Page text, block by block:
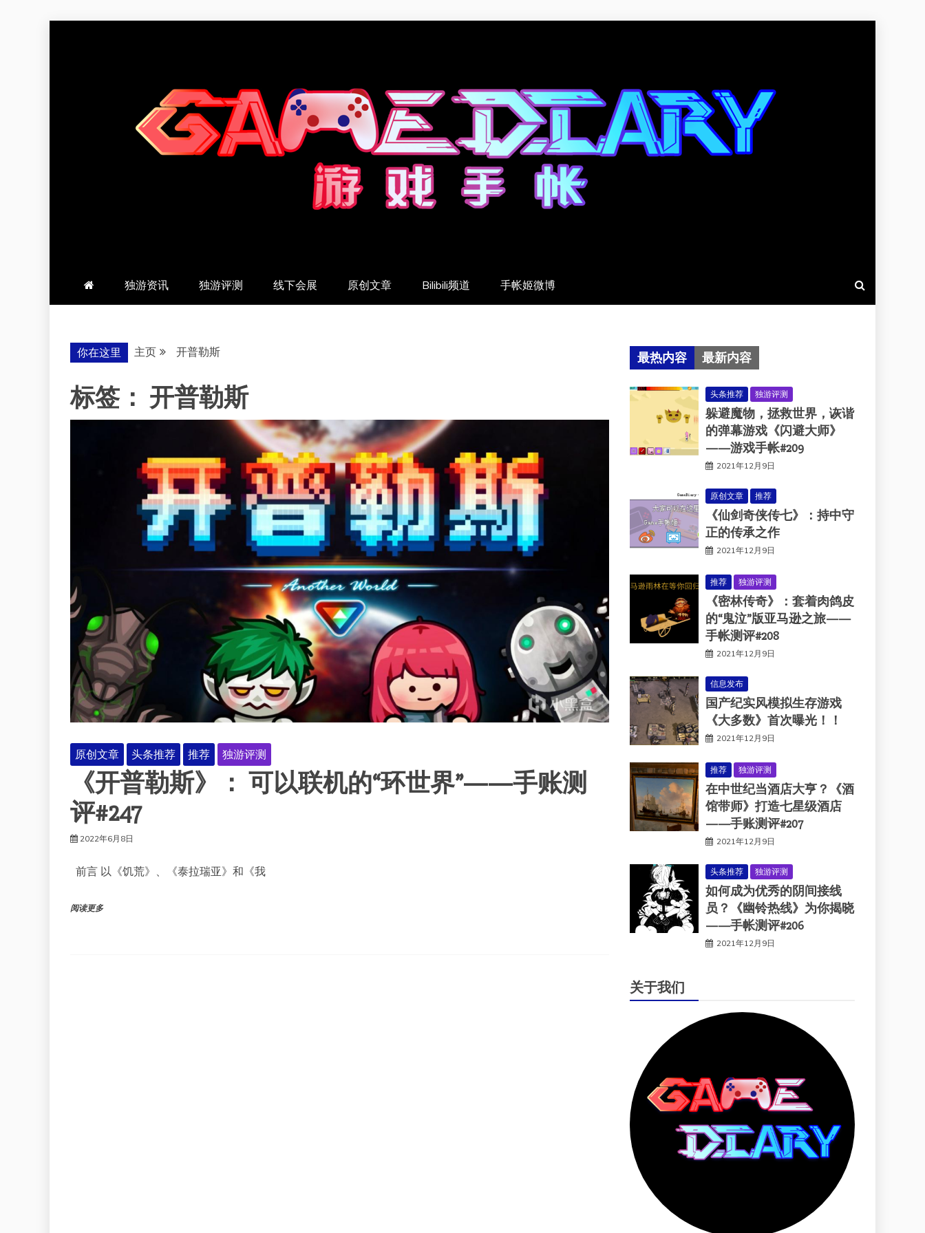
羽风手帐姬
独游资讯 独游评测 线下会展 原创文章 Bilibili频道 手帐姬微博
你在这里 主页 开普勒斯
标签： 开普勒斯
原创文章 头条推荐 推荐 独游评测
《开普勒斯》： 可以联机的“环世界”——手账测
评#247
2022年6月8日
前言 以《饥荒》、《泰拉瑞亚》和《我
阅读更多
最热内容 最新内容
头条推荐 独游评测
躲避魔物，拯救世界，诙谐
的弹幕游戏《闪避大师》
——游戏手帐#209
2021年12月9日
原创文章 推荐
《仙剑奇侠传七》：持中守
正的传承之作
2021年12月9日
推荐 独游评测
《密林传奇》：套着肉鸽皮
的“鬼泣”版亚马逊之旅——
手帐测评#208
2021年12月9日
信息发布
国产纪实风模拟生存游戏
《大多数》首次曝光！！
2021年12月9日
推荐 独游评测
在中世纪当酒店大亨？《酒
馆带师》打造七星级酒店
——手账测评#207
2021年12月9日
头条推荐 独游评测
如何成为优秀的阴间接线
员？《幽铃热线》为你揭晓
——手帐测评#206
2021年12月9日
关于我们